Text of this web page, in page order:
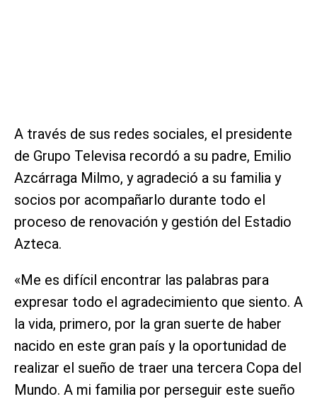
A través de sus redes sociales, el presidente
de Grupo Televisa recordó a su padre, Emilio
Azcárraga Milmo, y agradeció a su familia y
socios por acompañarlo durante todo el
proceso de renovación y gestión del Estadio
Azteca.
«Me es difícil encontrar las palabras para
expresar todo el agradecimiento que siento. A
la vida, primero, por la gran suerte de haber
nacido en este gran país y la oportunidad de
realizar el sueño de traer una tercera Copa del
Mundo. A mi familia por perseguir este sueño